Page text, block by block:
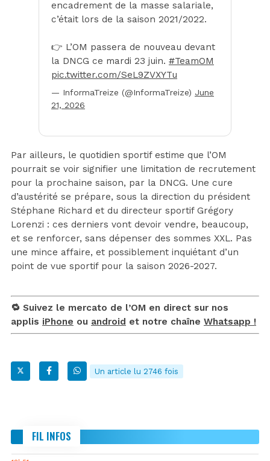
encadrement de la masse salariale,
c’était lors de la saison 2021/2022.
👉 L’OM passera de nouveau devant
la DNCG ce mardi 23 juin. #TeamOM
pic.twitter.com/SeL9ZVXYTu
— InformaTreize (@InformaTreize) June
21, 2026
Par ailleurs, le quotidien sportif estime que l’OM
pourrait se voir signifier une limitation de recrutement
pour la prochaine saison, par la DNCG. Une cure
d’austérité se prépare, sous la direction du président
Stéphane Richard et du directeur sportif Grégory
Lorenzi : ces derniers vont devoir vendre, beaucoup,
et se renforcer, sans dépenser des sommes XXL. Pas
une mince affaire, et possiblement inquiétant d’un
point de vue sportif pour la saison 2026-2027.
🔁 Suivez le mercato de l’OM en direct sur nos
applis iPhone ou android et notre chaîne Whatsapp !
Un article lu 2746 fois
FIL INFOS